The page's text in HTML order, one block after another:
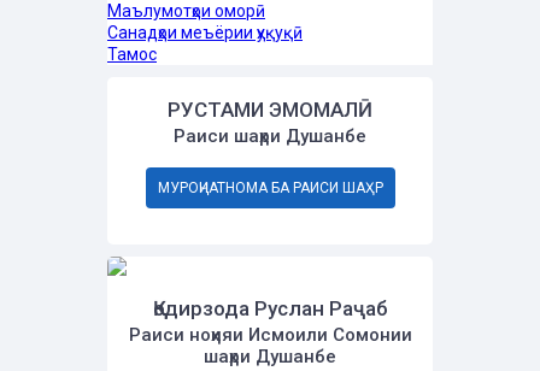
Маълумотҳои оморӣ
Санадҳои меъёрии ҳуқуқӣ
Тамос
РУСТАМИ ЭМОМАЛӢ
Раиси шаҳри Душанбе
МУРОҶИАТНОМА БА РАИСИ ШАҲР
Қодирзода Руслан Раҷаб
Раиси ноҳияи Исмоили Сомонии
шаҳри Душанбе